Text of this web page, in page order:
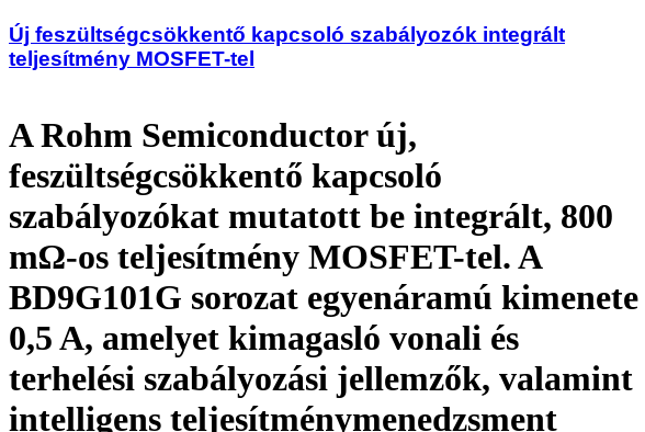
Új feszültségcsökkentő kapcsoló szabályozók integrált
teljesítmény MOSFET-tel
A Rohm Semiconductor új,
feszültségcsökkentő kapcsoló
szabályozókat mutatott be integrált, 800
mΩ-os teljesítmény MOSFET-tel. A
BD9G101G sorozat egyenáramú kimenete
0,5 A, amelyet kimagasló vonali és
terhelési szabályozási jellemzők, valamint
intelligens teljesítménymenedzsment